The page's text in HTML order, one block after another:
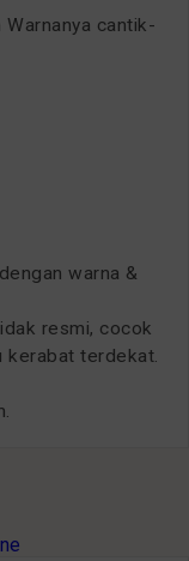
cantik-
warna &
resmi, cocok
kerabat terdekat.